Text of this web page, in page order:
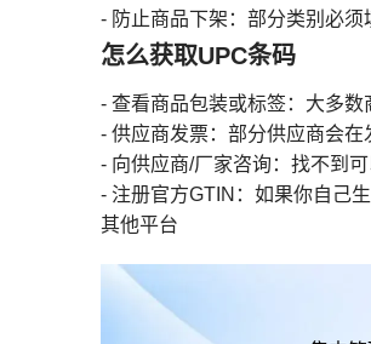
- 防止商品下架：部分类别必须
怎么获取UPC条码
- 查看商品包装或标签：大多
- 供应商发票：部分供应商会
- 向供应商/厂家咨询：找不到
- 注册官方GTIN：如果你自己
其他平台